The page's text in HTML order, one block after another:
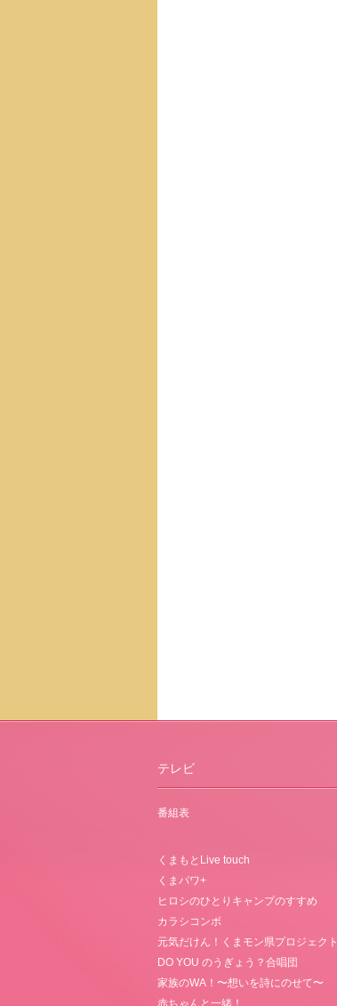
テレビ
番組表
くまもとLive touch
くまパワ+
ヒロシのひとりキャンプのすすめ
カラシコンボ
元気だけん！くまモン県プロジェクト
DO YOU のうぎょう？合唱団
家族のWA！〜想いを詩にのせて〜
赤ちゃんと一緒！